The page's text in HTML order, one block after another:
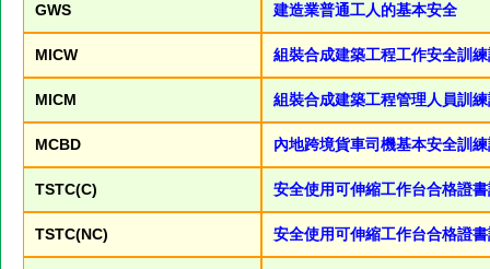
GWS 建造業普通工人的基本安全
MICW 組裝合成建築工程工作安全訓
MICM 組裝合成建築工程管理人員訓
MCBD 內地跨境貨車司機基本安全訓
TSTC(C) 安全使用可伸縮工作台合格證
TSTC(NC) 安全使用可伸縮工作台合格證